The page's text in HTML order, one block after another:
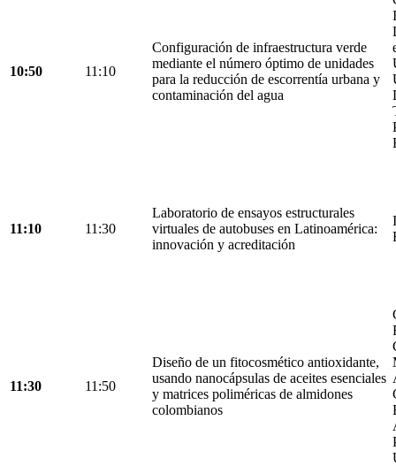
10:50 11:10
Configuración de infraestructura verde
mediante el número óptimo de unidades
para la reducción de escorrentía urbana y
contaminación del agua
11:10 11:30
Laboratorio de ensayos estructurales
virtuales de autobuses en Latinoamérica:
innovación y acreditación
11:30 11:50
Diseño de un fitocosmético antioxidante,
usando nanocápsulas de aceites esenciales
y matrices poliméricas de almidones
colombianos